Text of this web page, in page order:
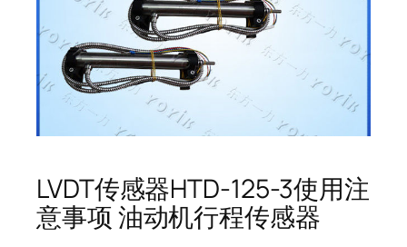
LVDT传感器HTD-125-3使用注
意事项 油动机行程传感器